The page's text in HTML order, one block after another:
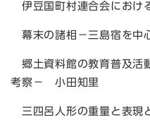
伊豆国町村連合会におけ
幕末の諸相－三島宿を中
郷土資料館の教育普及活
考察－ 小田知里
三四呂人形の重量と表現